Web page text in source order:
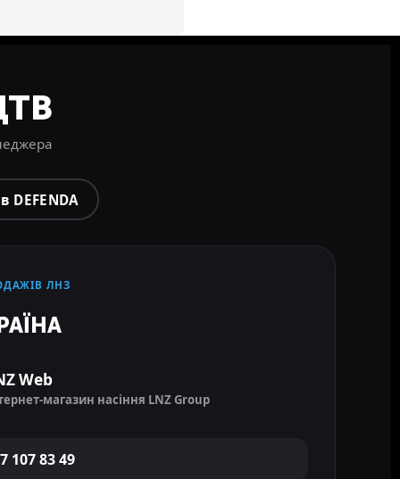
DEFENDA
ЛНЗ
Web
магазин насіння LNZ Group
107 83 49